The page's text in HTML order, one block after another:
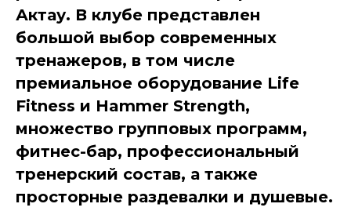
Актау. В клубе представлен
большой выбор современных
тренажеров, в том числе
премиальное оборудование Life
Fitness и Hammer Strength,
множество групповых программ,
фитнес-бар, профессиональный
тренерский состав, а также
просторные раздевалки и душевые.